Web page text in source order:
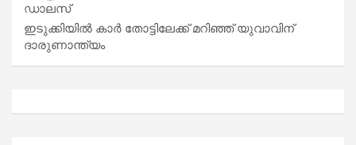
ഡാലസ്
ഇടുക്കിയിൽ കാർ തോട്ടിലേക്ക് മറിഞ്ഞ് യുവാവിന്
ദാരുണാന്ത്യം